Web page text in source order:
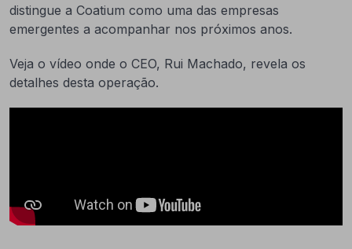
distingue a Coatium como uma das empresas
emergentes a acompanhar nos próximos anos.
Veja o vídeo onde o CEO, Rui Machado, revela os
detalhes desta operação.